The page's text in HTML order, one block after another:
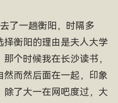
了一趟衡阳，时隔多
衡阳的理由是夫人大学
个时候我在长沙读书，
而然后面在一起，印象
除了大一在网吧度过，大